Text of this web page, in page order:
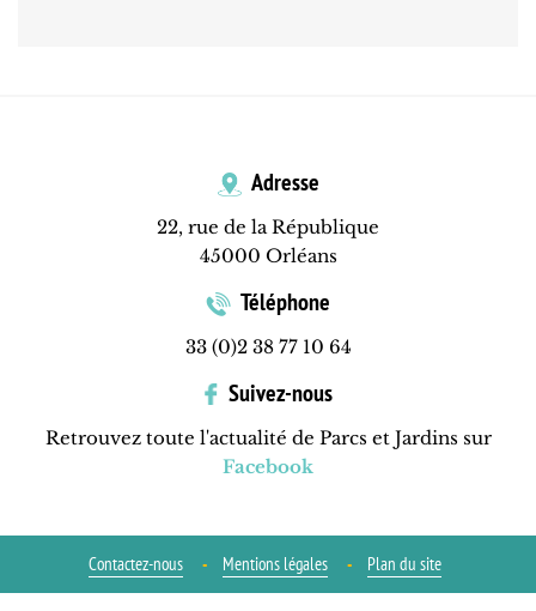
Adresse
22, rue de la République
45000 Orléans
Téléphone
33 (0)2 38 77 10 64
Suivez-nous
Retrouvez toute l'actualité de Parcs et Jardins sur
Facebook
Contactez-nous Mentions légales Plan du site